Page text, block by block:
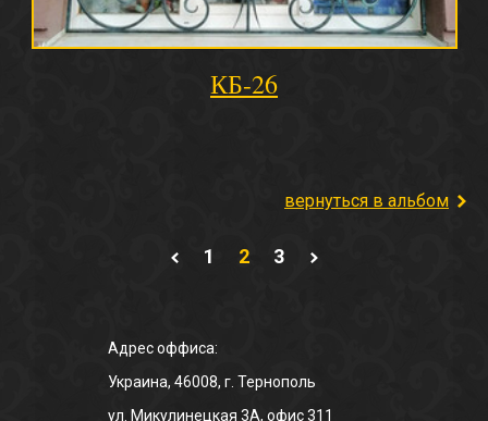
КБ-26
вернуться в альбом
1 2 3
Адрес оффиса:
Украина, 46008, г. Тернополь
ул. Микулинецкая 3А, офис 311